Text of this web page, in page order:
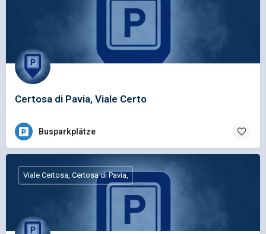
Certosa di Pavia, Viale Certo
Busparkplätze
Viale Certosa, Certosa di Pavia,